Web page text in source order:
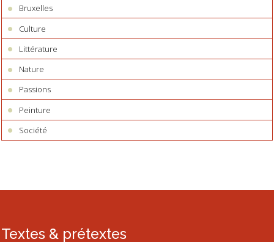
Bruxelles
Culture
Littérature
Nature
Passions
Peinture
Société
Textes & prétextes